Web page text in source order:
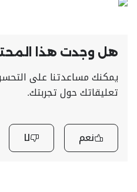
هل وجدت هذا
يمكنك مساعدتنا على
تعليقاتك حول تجربتك.
نعم لا